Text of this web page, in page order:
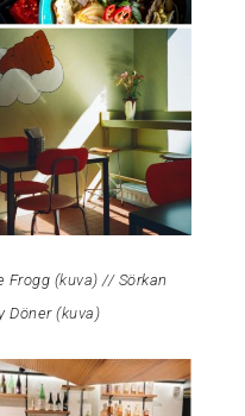
Frogg (kuva) // Sörkan
Döner (kuva )